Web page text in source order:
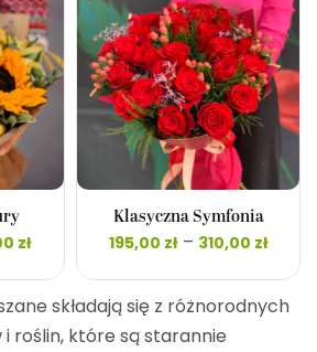
składają się z różnorodnych
roślin, które są starannie
zł
119,00 zł
do
295,00 zł
Klasyczna Symfonia
195,00 zł – 310,00 zł